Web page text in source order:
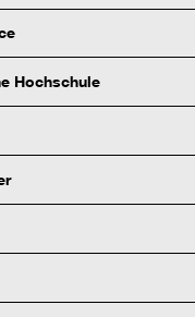
Hochschule